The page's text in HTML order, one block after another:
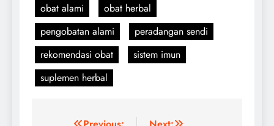
obat alami
obat herbal
pengobatan alami
peradangan sendi
rekomendasi obat
sistem imun
suplemen herbal